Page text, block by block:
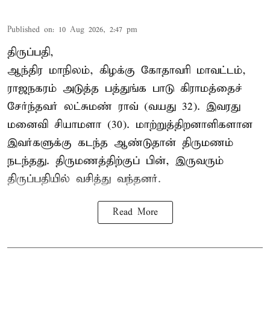
Published on: 10 Aug 2026, 2:47 pm
திருப்பதி,
ஆந்திர மாநிலம், கிழக்கு கோதாவரி மாவட்டம்,
ராஜநகரம் அடுத்த பத்துங்க பாடு கிராமத்தைச்
சேர்ந்தவர் லட்சுமண் ராவ் (வயது 32). இவரது
மனைவி சியாமளா (30). மாற்றுத்திறனாளிகளான
இவர்களுக்கு கடந்த ஆண்டுதான் திருமணம்
நடந்தது. திருமணத்திற்குப் பின், இருவரும்
திருப்பதியில் வசித்து வந்தனர்.
Read More